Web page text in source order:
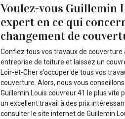
Voulez-vous Guillemin
expert en ce qui
changement de
Confiez tous vos travaux de couverture
entreprise de toiture et laissez un
Loir-et-Cher s’occuper de tous vos
couverture. Alors, nous vous
Guillemin Louis couvreur 41 le plus vite
un excellent travail à des prix
consulter le site internet de Guillemin